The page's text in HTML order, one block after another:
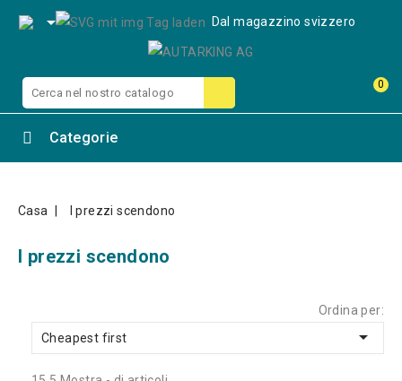
Dal magazzino svizzero
0

Categorie
Casa I prezzi scendono
I prezzi scendono
Ordina per:
Cheapest first
